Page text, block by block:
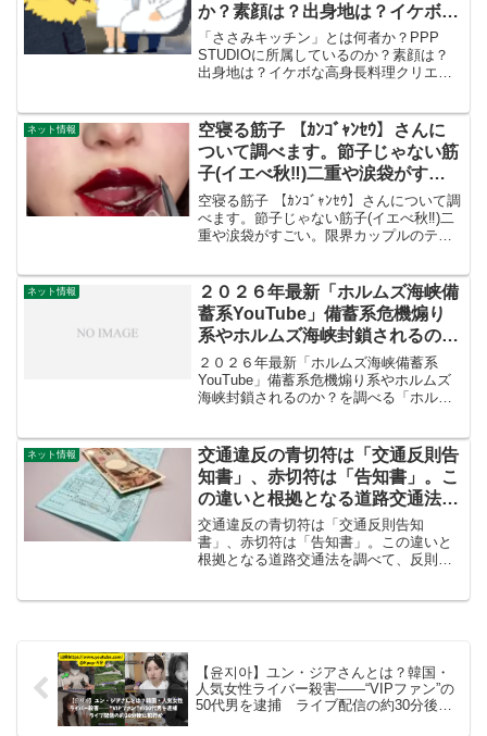
か？素顔は？出身地は？イケボな
高身長料理クリエイターを調べる
【TiktokやYoutubeで人気】
「ささみキッチン」とは何者か？PPP
STUDIOに所属しているのか？素顔は？
出身地は？イケボな高身長料理クリエイ
んが「トリムネレシピ」を探していたら
面白...
ネット情報
空寝る筋子 【ｶﾝｺﾞｬﾝｾｳ】さんに
ついて調べます。節子じゃない筋
子(イエべ秋‼️)二重や涙袋がすご
い。限界カップルのティオンひま
りとの関係も
空寝る筋子 【ｶﾝｺﾞｬﾝｾｳ】さんについて調
べます。節子じゃない筋子(イエべ秋‼️)二
重や涙袋がすごい。限界カップルのティ
す。空寝る筋子 【ｶﾝｺﾞｬﾝｾｳ】さんで
す。...
ネット情報
２０２６年最新「ホルムズ海峡備
蓄系YouTube」備蓄系危機煽り
系やホルムズ海峡封鎖されるの
か？を調べる
２０２６年最新「ホルムズ海峡備蓄系
YouTube」備蓄系危機煽り系やホルムズ
海峡封鎖されるのか？を調べる「ホルム
海峡封鎖リスク）をきっかけに、食料・
燃料・生活必...
ネット情報
交通違反の青切符は「交通反則告
知書」、赤切符は「告知書」。こ
の違いと根拠となる道路交通法を
調べて、反則行為と反則金・罰金
について学ぼう。
交通違反の青切符は「交通反則告知
書」、赤切符は「告知書」。この違いと
根拠となる道路交通法を調べて、反則行
【윤지아】ユン・ジアさんとは？韓国・
人気女性ライバー殺害――“VIPファン”の
50代男を逮捕 ライブ配信の約30分後に